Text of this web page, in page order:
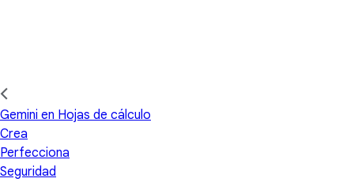
Gemini en Hojas de cálculo
Crea
Perfecciona
Seguridad